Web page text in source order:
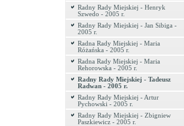
Radny Rady Miejskiej - Henryk
Szwedo - 2005 r.
Radny Rady Miejskiej - Jan Sibiga -
2005 r.
Radna Rady Miejskiej - Maria
Różańska - 2005 r.
Radna Rady Miejskiej - Maria
Rehorowska - 2005 r.
Radny Rady Miejskiej - Tadeusz
Radwan - 2005 r.
Radny Rady Miejskiej - Artur
Pychowski - 2005 r.
Radny Rady Miejskiej - Zbigniew
Paszkiewicz - 2005 r.